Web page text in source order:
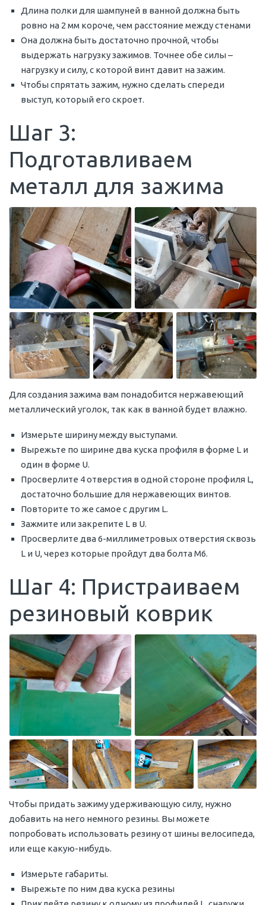
Длина полки для шампуней в ванной должна быть
ровно на 2 мм короче, чем расстояние между стенами
Она должна быть достаточно прочной, чтобы
выдержать нагрузку зажимов. Точнее обе силы –
нагрузку и силу, с которой винт давит на зажим.
Чтобы спрятать зажим, нужно сделать спереди
выступ, который его скроет.
Шаг 3:
Подготавливаем
металл для зажима
Для создания зажима вам понадобится нержавеющий
металлический уголок, так как в ванной будет влажно.
Измерьте ширину между выступами.
Вырежьте по ширине два куска профиля в форме L и
один в форме U.
Просверлите 4 отверстия в одной стороне профиля L,
достаточно большие для нержавеющих винтов.
Повторите то же самое с другим L.
Зажмите или закрепите L в U.
Просверлите два 6-миллиметровых отверстия сквозь
L и U, через которые пройдут два болта M6.
Шаг 4: Пристраиваем
резиновый коврик
Чтобы придать зажиму удерживающую силу, нужно
добавить на него немного резины. Вы можете
попробовать использовать резину от шины велосипеда,
или еще какую-нибудь.
Измерьте габариты.
Вырежьте по ним два куска резины